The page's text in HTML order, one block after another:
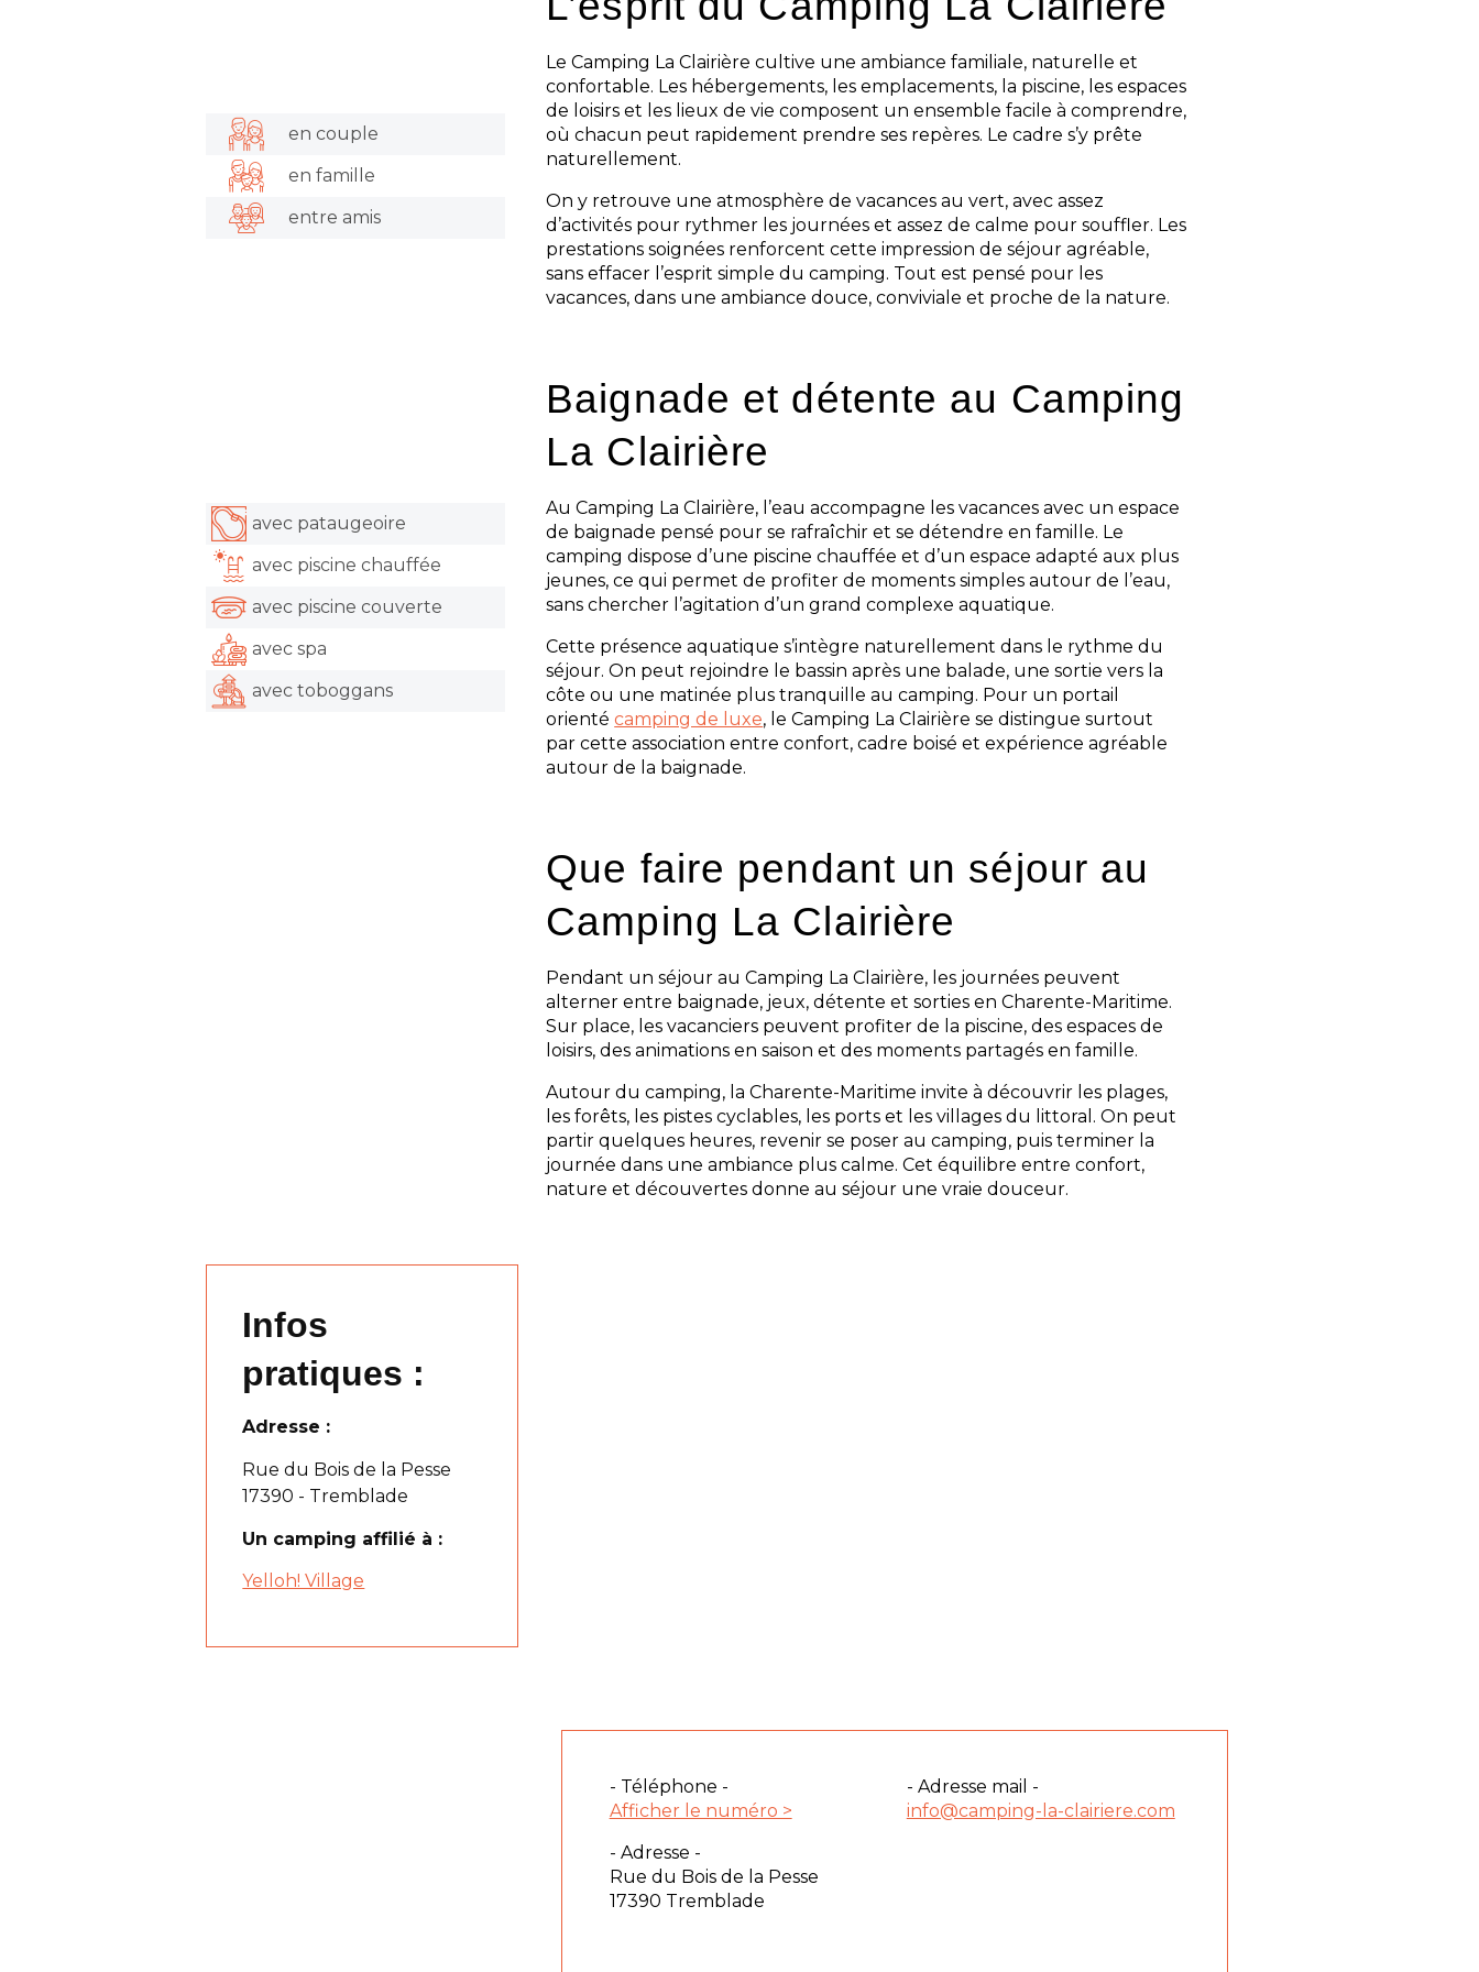
en couple
en famille
entre amis
Le Camping La Clairière cultive une ambiance familiale, naturelle et
confortable. Les hébergements, les emplacements, la piscine, les espaces
de loisirs et les lieux de vie composent un ensemble facile à comprendre,
où chacun peut rapidement prendre ses repères. Le cadre s’y prête
naturellement.
On y retrouve une atmosphère de vacances au vert, avec assez
d’activités pour rythmer les journées et assez de calme pour souffler. Les
prestations soignées renforcent cette impression de séjour agréable,
sans effacer l’esprit simple du camping. Tout est pensé pour les
vacances, dans une ambiance douce, conviviale et proche de la nature.
avec pataugeoire
avec piscine chauffée
avec piscine couverte
avec spa
avec toboggans
Baignade et détente au Camping
La Clairière
Au Camping La Clairière, l’eau accompagne les vacances avec un espace
de baignade pensé pour se rafraîchir et se détendre en famille. Le
camping dispose d’une piscine chauffée et d’un espace adapté aux plus
jeunes, ce qui permet de profiter de moments simples autour de l’eau,
sans chercher l’agitation d’un grand complexe aquatique.
Cette présence aquatique s’intègre naturellement dans le rythme du
séjour. On peut rejoindre le bassin après une balade, une sortie vers la
côte ou une matinée plus tranquille au camping. Pour un portail
orientécamping de luxe, le Camping La Clairière se distingue surtout
par cette association entre confort, cadre boisé et expérience agréable
autour de la baignade.
Que faire pendant un séjour au
Camping La Clairière
Pendant un séjour au Camping La Clairière, les journées peuvent
alterner entre baignade, jeux, détente et sorties en Charente-Maritime.
Sur place, les vacanciers peuvent profiter de la piscine, des espaces de
loisirs, des animations en saison et des moments partagés en famille.
Autour du camping, la Charente-Maritime invite à découvrir les plages,
les forêts, les pistes cyclables, les ports et les villages du littoral. On peut
partir quelques heures, revenir se poser au camping, puis terminer la
journée dans une ambiance plus calme. Cet équilibre entre confort,
nature et découvertes donne au séjour une vraie douceur.
Infos
pratiques :
Adresse :
Rue du Bois de la Pesse
17390 - Tremblade
Un camping affilié à :
Yelloh! Village
- Téléphone -
Afficher le numéro >
- Adresse -
Rue du Bois de la Pesse
17390 Tremblade
- Adresse mail -
info@camping-la-clairiere.com